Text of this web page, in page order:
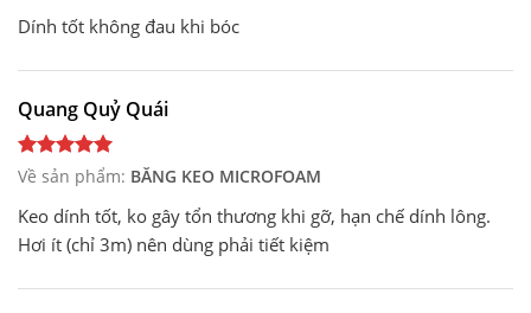
Dính tốt không đau khi bóc
Quang Quỷ Quái
Về sản phẩm: BĂNG KEO MICROFOAM
Keo dính tốt, ko gây tổn thương khi gỡ, hạn chế dính lông.
Hơi ít (chỉ 3m) nên dùng phải tiết kiệm